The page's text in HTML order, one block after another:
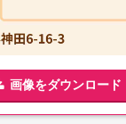
画像をダウンロード